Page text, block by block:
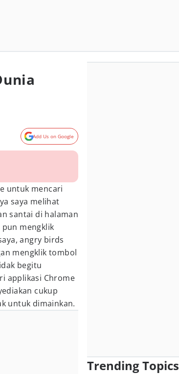
Add Us on Google
untuk mencari
saya melihat
santai di halaman
pun mengklik
angry birds
mengklik tombol
begitu
applikasi Chrome
cukup
untuk dimainkan.
Trending Topics